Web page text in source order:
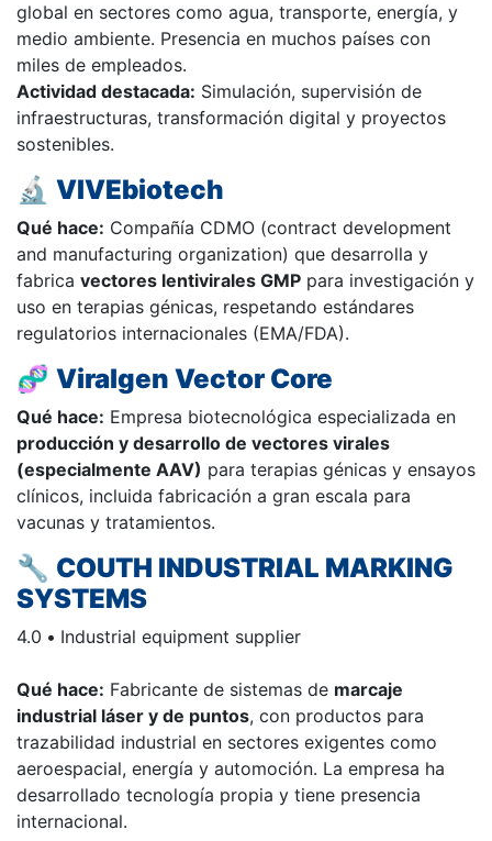
global en sectores como agua, transporte, energía, y
medio ambiente. Presencia en muchos países con
miles de empleados.
Actividad destacada: Simulación, supervisión de
infraestructuras, transformación digital y proyectos
sostenibles.
🔬 VIVEbiotech
Qué hace: Compañía CDMO (contract development
and manufacturing organization) que desarrolla y
fabrica vectores lentivirales GMP para investigación y
uso en terapias génicas, respetando estándares
regulatorios internacionales (EMA/FDA).
🧬 Viralgen Vector Core
Qué hace: Empresa biotecnológica especializada en
producción y desarrollo de vectores virales
(especialmente AAV) para terapias génicas y ensayos
clínicos, incluida fabricación a gran escala para
vacunas y tratamientos.
🔧 COUTH INDUSTRIAL MARKING
SYSTEMS
4.0 • Industrial equipment supplier
Qué hace: Fabricante de sistemas de marcaje
industrial láser y de puntos, con productos para
trazabilidad industrial en sectores exigentes como
aeroespacial, energía y automoción. La empresa ha
desarrollado tecnología propia y tiene presencia
internacional.